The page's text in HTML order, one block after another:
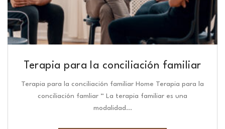
Terapia para la conciliación familiar
Terapia para la conciliación familiar Home Terapia para la
conciliación famliar “ La terapia familiar es una
modalidad…